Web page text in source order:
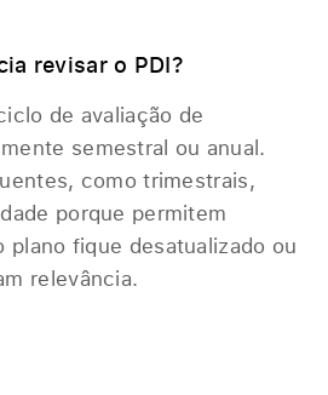
revisar o PDI?
de avaliação de
semestral ou anual.
como trimestrais,
porque permitem
plano fique desatualizado ou
relevância.